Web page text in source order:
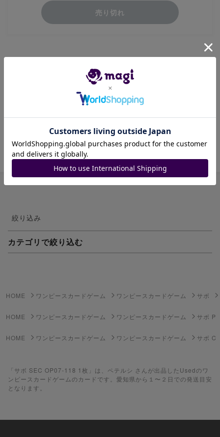
売り切れ
状態は一律プレイ用とさせていただきます。白か
けなども含みますので、詳細に知りたい場合はコ
メントにてお願いします。
発送はスリーブにいれ、密封して行います。ま
た、時間により当日に行いますが基本的に翌日に
行います。
商品ID: 116336787
絞り込み
カテゴリで絞り込む
ポケカ（未開封BOX）
遊戯王（未開封BOX）
HOME ワンピースカードゲーム ワンピースカードゲーム サボ
HOME ワンピースカードゲーム ワンピースカードゲーム サボ P
HOME ワンピースカードゲーム ワンピースカードゲーム サボ C
「サボ SEC OP07-118 1枚」は、ペテルシ さんが出品したUsedのワ
ンピースカードゲームのカードです。愛知県から１〜２日での発送目安
となります。